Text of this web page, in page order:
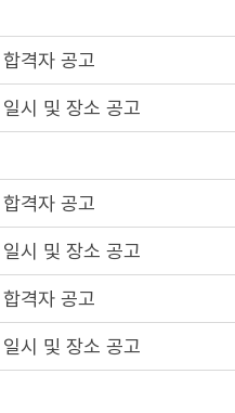
격자 공고
시 및 장소 공고
격자 공고
시 및 장소 공고
격자 공고
시 및 장소 공고